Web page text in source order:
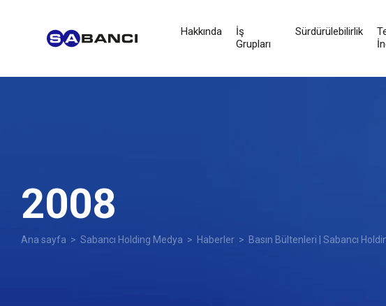
Hakkında
İş
Grupları
Sürdürülebilirlik
2008
Ana sayfa > Sabancı Holding Medya > Haberler > Basın Bültenleri | Sabancı